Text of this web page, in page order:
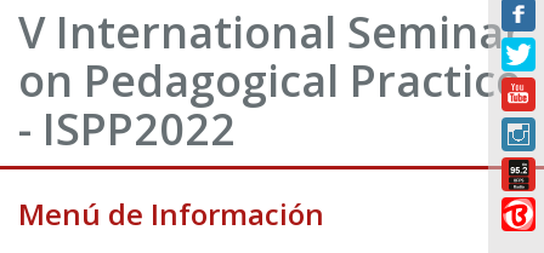
V International Seminar
on Pedagogical Practice
- ISPP2022
Menú de Información